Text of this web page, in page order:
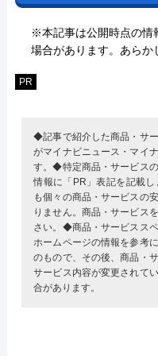
※本記事は公開時点の情
場合があります。あらか
PR
◆記事で紹介した商品・サ
がマイナビニュース・マイ
す。◆特定商品・サービス
情報に「PR」表記を記載
も個々の商品・サービスの
りません。商品・サービス
さい。◆商品・サービスス
ホームページの情報を参考
のもので、その後、商品・
サービス内容が変更されて
合があります。